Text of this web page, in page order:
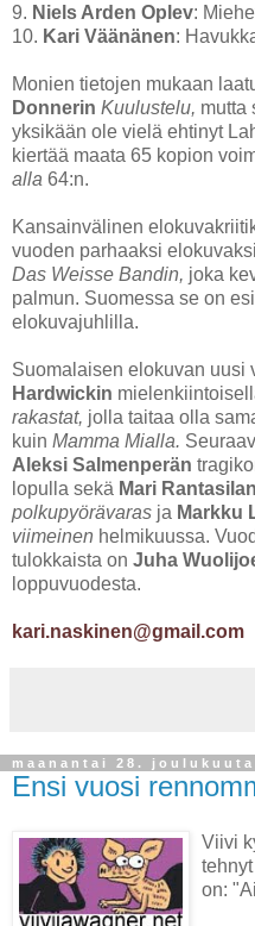
9. Niels Arden Oplev:
10. Kari Väänänen:
Monien tietojen mukaan
Donnerin Kuulustelu, mutta
yksikään ole vielä ehtinyt
kiertää maata 65 kopion
alla 64:n.
Kansainvälinen
vuoden parhaaksi elokuvaksi
Das Weisse Bandin, joka
palmun. Suomessa se on
elokuvajuhlilla.
Suomalaisen elokuvan uusi
Hardwickin
rakastat, jolla taitaa olla
kuin Mamma Mialla.
Aleksi Salmenperän
lopulla sekä Mari Rantasilan
polkupyörävaras ja Markku
viimeinen helmikuussa.
tulokkaista on Juha
loppuvuodesta.
kari.naskinen@gmail.com
maanantai 28. joulukuuta
Ensi vuosi
Viivi
on: